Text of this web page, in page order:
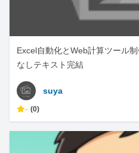
Excel自動化とWeb計算ツール
なしテキスト完結
suya
- (0)